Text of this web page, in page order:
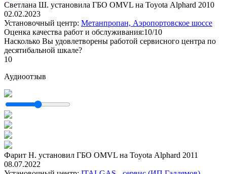
Светлана Ш. установила ГБО OMVL на Toyota Alphard 2010
02.02.2023
Установочный центр: Метанпропан, Аэропортовское шоссе
Оценка качества работ и обслуживания:10/10
Насколько Вы удовлетворены работой сервисного центра по
десятибальной шкале?
10
Аудиоотзыв
Фарит Н. установил ГБО OMVL на Toyota Alphard 2011
08.07.2022